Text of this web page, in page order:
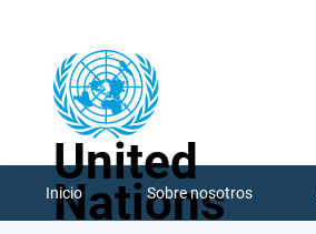
United
Nations
Inicio Sobre nosotros